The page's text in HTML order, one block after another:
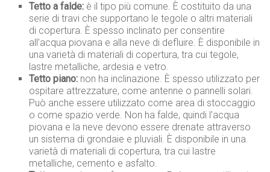
Tetto a falde: è il tipo più comune. È costituito da una
serie di travi che supportano le tegole o altri materiali
di copertura. È spesso inclinato per consentire
all’acqua piovana e alla neve di defluire. È disponibile in
una varietà di materiali di copertura, tra cui tegole,
lastre metalliche, ardesia e vetro.
Tetto piano: non ha inclinazione. È spesso utilizzato per
ospitare attrezzature, come antenne o pannelli solari.
Può anche essere utilizzato come area di stoccaggio
o come spazio verde. Non ha falde, quindi l’acqua
piovana e la neve devono essere drenate attraverso
un sistema di grondaie e pluviali. È disponibile in una
varietà di materiali di copertura, tra cui lastre
metalliche, cemento e asfalto.